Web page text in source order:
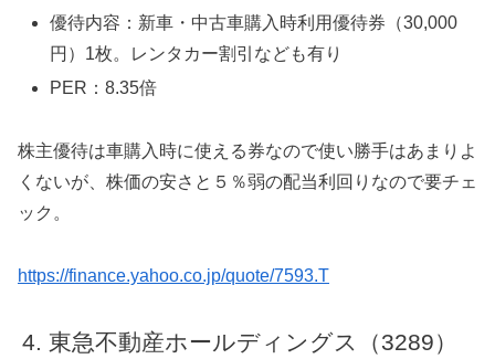
優待内容：新車・中古車購入時利用優待券（30,000
円）1枚。レンタカー割引なども有り
PER：8.35倍
株主優待は車購入時に使える券なので使い勝手はあまりよ
くないが、株価の安さと５％弱の配当利回りなので要チェ
ック。
https://finance.yahoo.co.jp/quote/7593.T
東急不動産ホールディングス（3289）